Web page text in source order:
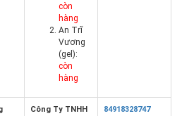
còn
hàng
An Trĩ
Vương
(gel):
còn
hàng
Công Ty TNHH
84918328747